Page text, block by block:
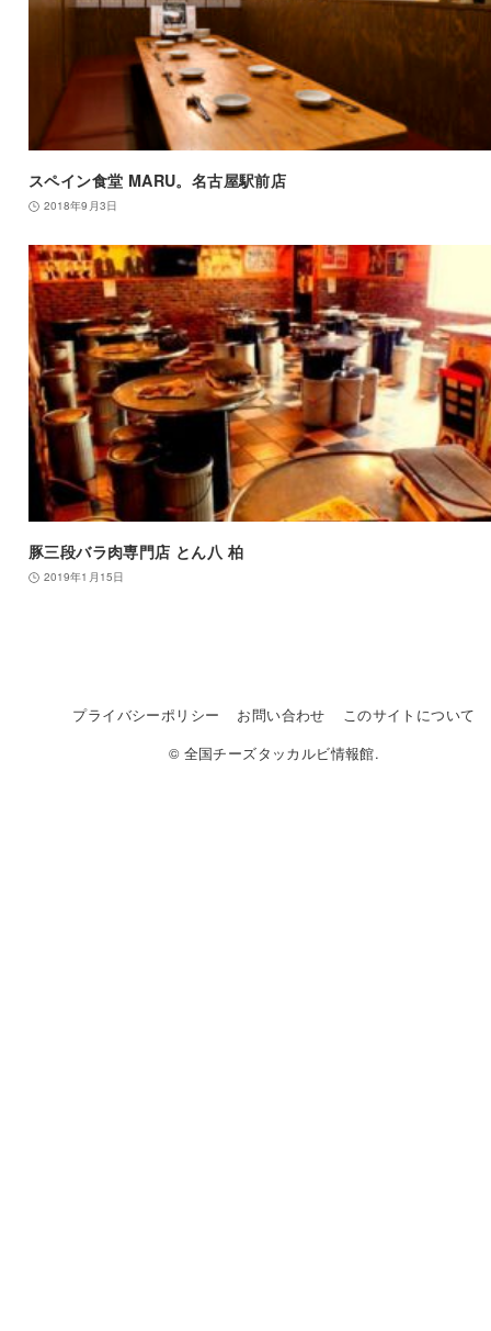
スペイン食堂 MARU。名古屋駅前店
2018年9月3日
豚三段バラ肉専門店 とん八 柏
2019年1月15日
プライバシーポリシー お問い合わせ
このサイトについて
© 全国チーズタッカルビ情報館.